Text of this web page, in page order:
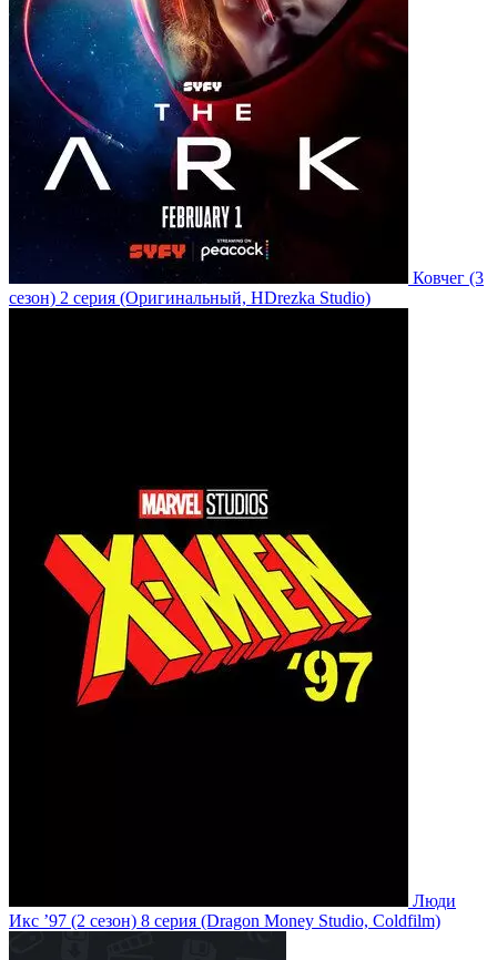
Ковчег (3
сезон) 2 серия (Оригинальный, HDrezka Studio)
Люди
Икс ’97 (2 сезон) 8 серия (Dragon Money Studio, Coldfilm)